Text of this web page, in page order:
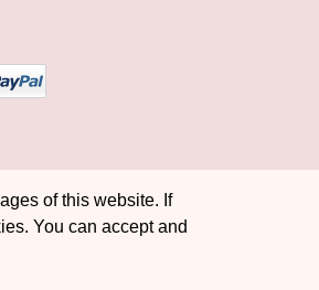
of this website. If
You can accept and